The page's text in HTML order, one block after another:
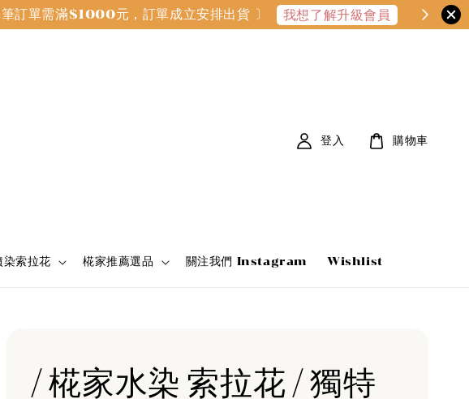
訂單需滿$1000元，訂單成立安排出貨 〕 我想了解升級會員
染索拉花 椛家推薦選品 關注我們 Instagram Wishlist
登入 購物車
/ 椛家水染 索拉花 / 獨特